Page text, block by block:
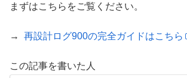
まずはこちらをご覧ください。
→ 再設計ログ900の完全ガイドはこちら
この記事を書いた人